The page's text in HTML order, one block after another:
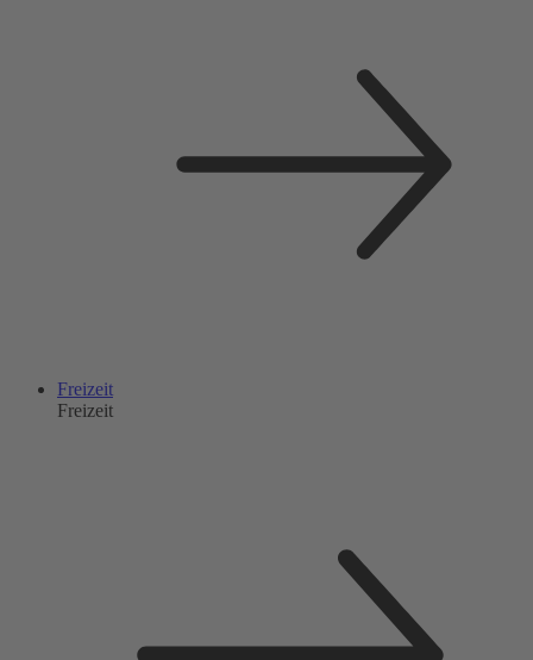
Freizeit
Freizeit